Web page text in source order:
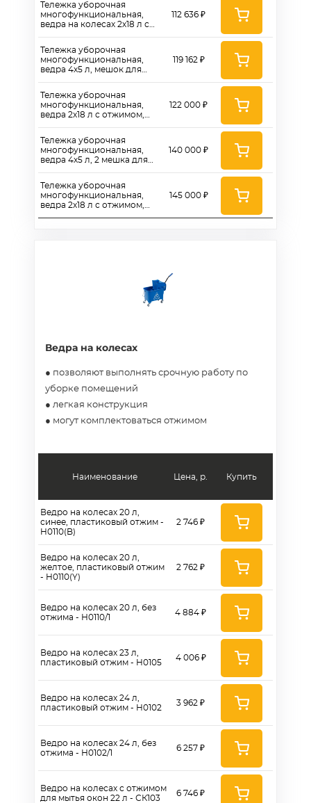
Тележка уборочная
многофункциональная,
ведра на колесах 2х18 л с
Тележка уборочная
многофункциональная,
ведра 4х5 л, мешок для
Тележка уборочная
многофункциональная,
ведра 2х18 л с отжимом,
Тележка уборочная
многофункциональная,
ведра 4х5 л, 2 мешка для
Тележка уборочная
многофункциональная,
ведра 2х18 л с отжимом,
112 636 ₽
119 162 ₽
122 000 ₽
140 000 ₽
145 000 ₽
Ведра на колесах
● позволяют выполнять срочную работу по
уборке помещений
● легкая конструкция
● могут комплектоваться отжимом
Наименование
Ведро на колесах 20 л,
синее, пластиковый отжим -
H0110(B)
Ведро на колесах 20 л,
желтое, пластиковый отжим
- H0110(Y)
Ведро на колесах 20 л, без
отжима - Н0110/1
Ведро на колесах 23 л,
пластиковый отжим - H0105
Ведро на колесах 24 л,
пластиковый отжим - H0102
Ведро на колесах 24 л, без
отжима - Н0102/1
Ведро на колесах с отжимом
для мытья окон 22 л - СК103
Цена, р.
2 746 ₽
2 762 ₽
4 884 ₽
4 006 ₽
3 962 ₽
6 257 ₽
6 746 ₽
Купить